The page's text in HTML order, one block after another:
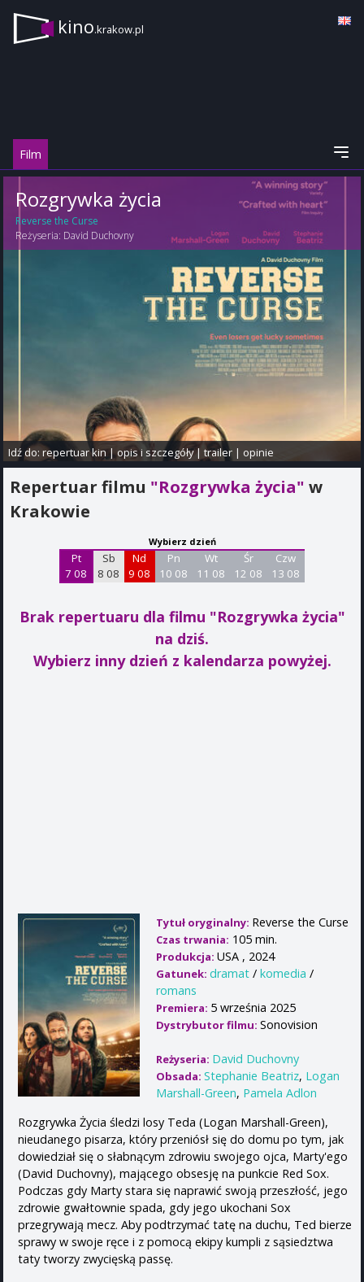
kino.krakow.pl
Film
Rozgrywka życia
Reverse the Curse
Reżyseria: David Duchovny
Idź do:repertuar kin|opis i szczegóły|trailer | opinie
Repertuar filmu "Rozgrywka życia" w
Krakowie
Wybierz dzień
Pt
7 08
Sb
8 08
Nd
9 08
Pn
10 08
Wt
11 08
Śr
12 08
Czw
13 08
Brak repertuaru dla filmu "Rozgrywka życia"
na dziś.
Wybierz inny dzień z kalendarza powyżej.
Tytuł oryginalny: Reverse the Curse
Czas trwania: 105 min.
Produkcja: USA , 2024
Gatunek: dramat / komedia /
romans
Premiera: 5 września 2025
Dystrybutor filmu: Sonovision
Reżyseria: David Duchovny
Obsada: Stephanie Beatriz, Logan
Marshall-Green, Pamela Adlon
Rozgrywka Życia śledzi losy Teda (Logan Marshall-Green),
nieudanego pisarza, który przeniósł się do domu po tym, jak
dowiedział się o słabnącym zdrowiu swojego ojca, Marty'ego
(David Duchovny), mającego obsesję na punkcie Red Sox.
Podczas gdy Marty stara się naprawić swoją przeszłość, jego
zdrowie gwałtownie spada, gdy jego ukochani Sox
przegrywają mecz. Aby podtrzymać tatę na duchu, Ted bierze
sprawy w swoje ręce i z pomocą ekipy kumpli z sąsiedztwa
taty tworzy zwycięską passę.